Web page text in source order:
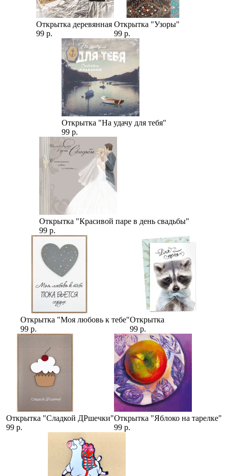
Открытка деревянная
99 р.
Открытка "Узоры"
99 р.
Открытка "На удачу для тебя"
99 р.
Открытка "Красивой паре в день свадьбы"
99 р.
Открытка "Моя любовь к тебе"
99 р.
Открытка
99 р.
Открытка "Сладкой ДРшечки"
99 р.
Открытка "Яблоко на тарелке"
99 р.